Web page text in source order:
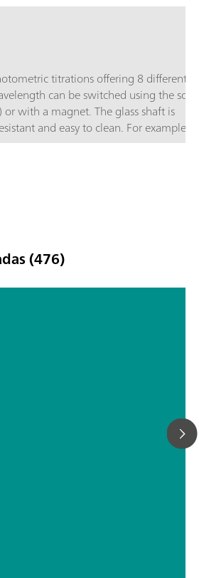
titrations offering 8 different
can be switched using the
with a magnet. The glass shaft is
and easy to clean. For example,
suitable for:Non-aqueous titrations in
(476)